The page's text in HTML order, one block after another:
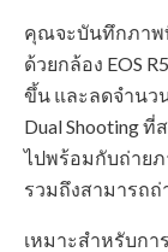
คุณจะบันทึกภาพ
ด้วยกล้อง EOS
ขึ้น และลดจำนว
Dual Shooting
ไปพร้อมกับถ่ายภ
รวมถึงสามารถถ่
เหมาะสำหรับก